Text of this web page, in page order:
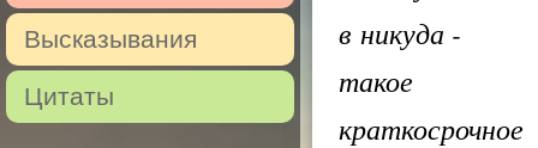
Высказывания
Цитаты
в никуда -
такое
краткосрочное